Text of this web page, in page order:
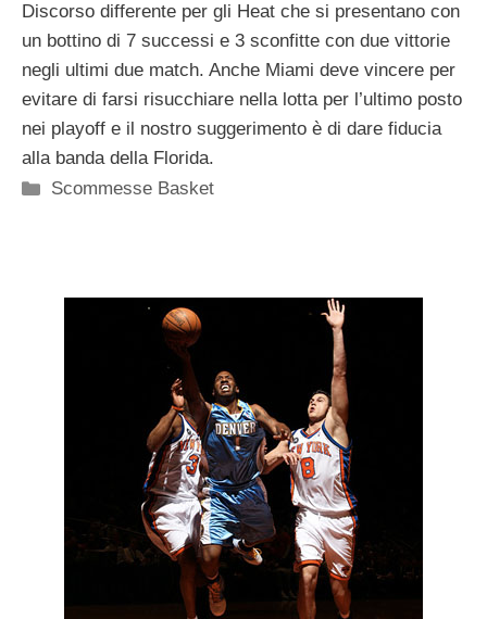
Discorso differente per gli Heat che si presentano con
un bottino di 7 successi e 3 sconfitte con due vittorie
negli ultimi due match. Anche Miami deve vincere per
evitare di farsi risucchiare nella lotta per l’ultimo posto
nei playoff e il nostro suggerimento è di dare fiducia
alla banda della Florida.
Categorie
Scommesse Basket